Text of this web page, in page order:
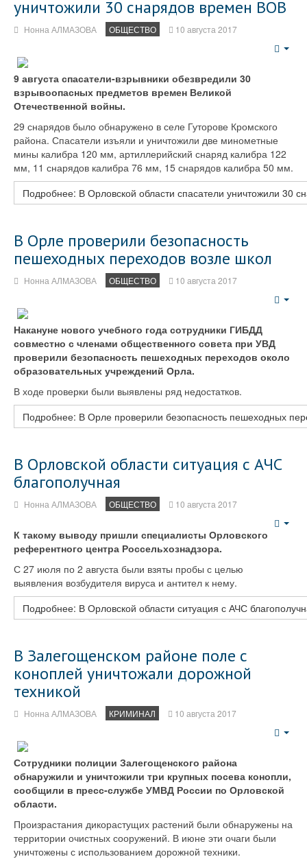
уничтожили 30 снарядов времен ВОВ
Нонна АЛМАЗОВА ОБЩЕСТВО 10 августа 2017
9 августа спасатели-взрывники обезвредили 30
взрывоопасных предметов времен Великой
Отечественной войны.
29 снарядов было обнаружено в селе Гуторове Кромского
района. Спасатели изъяли и уничтожили две минометные
мины калибра 120 мм, артиллерийский снаряд калибра 122
мм, 11 снарядов калибра 76 мм, 15 снарядов калибра 50 мм.
Подробнее: В Орловской области спасатели уничтожили 30
В Орле проверили безопасность
пешеходных переходов возле школ
Нонна АЛМАЗОВА ОБЩЕСТВО 10 августа 2017
Накануне нового учебного года сотрудники ГИБДД
совместно с членами общественного совета при УВД
проверили безопасность пешеходных переходов около
образовательных учреждений Орла.
В ходе проверки были выявлены ряд недостатков.
Подробнее: В Орле проверили безопасность пешеходных
В Орловской области ситуация с АЧС
благополучная
Нонна АЛМАЗОВА ОБЩЕСТВО 10 августа 2017
К такому выводу пришли специалисты Орловского
референтного центра Россельхознадзора.
С 27 июля по 2 августа были взяты пробы с целью
выявления возбудителя вируса и антител к нему.
Подробнее: В Орловской области ситуация с АЧС
В Залегощенском районе поле с
коноплей уничтожали дорожной
техникой
Нонна АЛМАЗОВА КРИМИНАЛ 10 августа 2017
Сотрудники полиции Залегощенского района
обнаружили и уничтожили три крупных посева конопли,
сообщили в пресс-службе УМВД России по Орловской
области.
Произрастания дикорастущих растений были обнаружены на
территории очистных сооружений. В июне эти очаги были
уничтожены с использованием дорожной техники.